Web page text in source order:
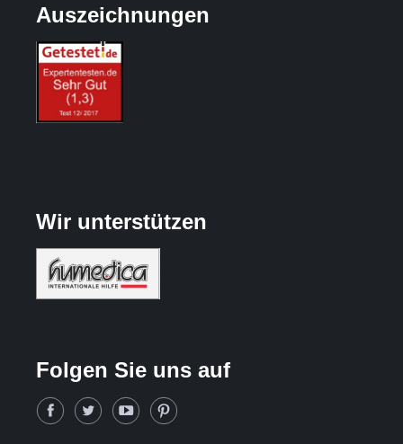
Auszeichnungen
Wir unterstützen
Folgen Sie uns auf